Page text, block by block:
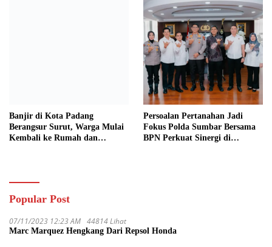
Banjir di Kota Padang
Berangsur Surut, Warga Mulai
Kembali ke Rumah dan
Persoalan Pertanahan Jadi
Fokus Polda Sumbar Bersama
BPN Perkuat Sinergi di
Popular Post
07/11/2023 12:23 AM 44814 Lihat
Marc Marquez Hengkang Dari Repsol Honda